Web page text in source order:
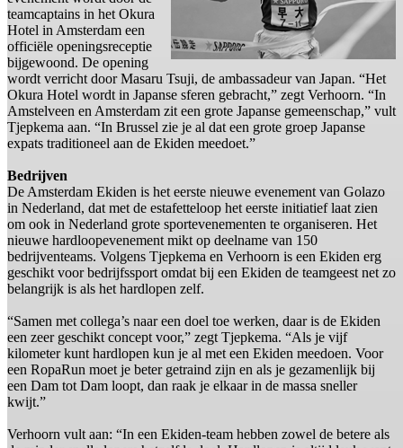
teamcaptains in het Okura
Hotel in Amsterdam een
officiële openingsreceptie
bijgewoond. De opening
wordt verricht door Masaru Tsuji, de ambassadeur van Japan. “Het
Okura Hotel wordt in Japanse sferen gebracht,” zegt Verhoorn. “In
Amstelveen en Amsterdam zit een grote Japanse gemeenschap,” vult
Tjepkema aan. “In Brussel zie je al dat een grote groep Japanse
expats traditioneel aan de Ekiden meedoet.”
Bedrijven
De Amsterdam Ekiden is het eerste nieuwe evenement van Golazo
in Nederland, dat met de estafetteloop het eerste initiatief laat zien
om ook in Nederland grote sportevenementen te organiseren. Het
nieuwe hardloopevenement mikt op deelname van 150
bedrijventeams. Volgens Tjepkema en Verhoorn is een Ekiden erg
geschikt voor bedrijfssport omdat bij een Ekiden de teamgeest net zo
belangrijk is als het hardlopen zelf.
“Samen met collega’s naar een doel toe werken, daar is de Ekiden
een zeer geschikt concept voor,” zegt Tjepkema. “Als je vijf
kilometer kunt hardlopen kun je al met een Ekiden meedoen. Voor
een RopaRun moet je beter getraind zijn en als je gezamenlijk bij
een Dam tot Dam loopt, dan raak je elkaar in de massa sneller
kwijt.”
Verhoorn vult aan: “In een Ekiden-team hebben zowel de betere als